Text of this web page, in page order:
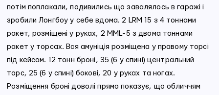
потім поплакали, подивились що завалялось в гаражі і
зробили Лонгбоу у себе вдома. 2 LRM 15 з 4 тоннами
ракет, розміщені у руках, 2 MML-5 з двома тоннами
ракет у торсах. Вся амуніція розміщена у правому торсі
під кейсом. 12 тонн броні, 35 (6 у спині) центральний
торс, 25 (6 у спині) бокові, 20 у руках та ногах.
Розміщення броні доволі прямо показує, що обличчям